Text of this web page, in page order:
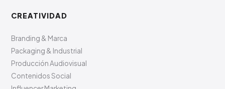
CREATIVIDAD
Branding & Marca
Packaging & Industrial
Producción Audiovisual
Contenidos Social